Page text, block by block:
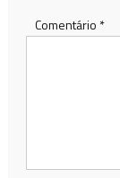
Comentário *